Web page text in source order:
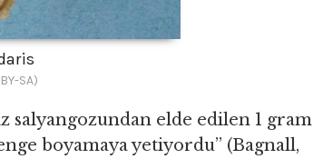
SA)
salyangozundan elde edilen 1 gram
boyamaya yetiyordu” (Bagnall,